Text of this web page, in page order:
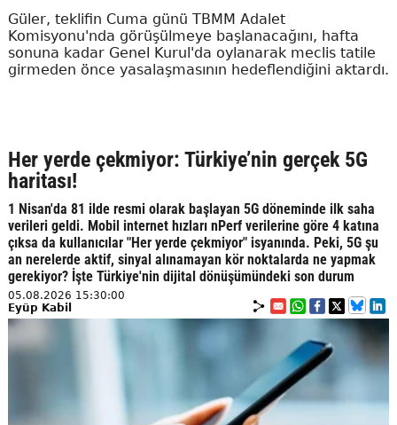
Güler, teklifin Cuma günü TBMM Adalet
Komisyonu'nda görüşülmeye başlanacağını, hafta
sonuna kadar Genel Kurul'da oylanarak meclis tatile
girmeden önce yasalaşmasının hedeflendiğini aktardı.
Her yerde çekmiyor: Türkiye’nin gerçek 5G
haritası!
1 Nisan'da 81 ilde resmi olarak başlayan 5G döneminde ilk saha
verileri geldi. Mobil internet hızları nPerf verilerine göre 4 katına
çıksa da kullanıcılar "Her yerde çekmiyor" isyanında. Peki, 5G şu
an nerelerde aktif, sinyal alınamayan kör noktalarda ne yapmak
gerekiyor? İşte Türkiye'nin dijital dönüşümündeki son durum
05.08.2026 15:30:00
Eyüp Kabil